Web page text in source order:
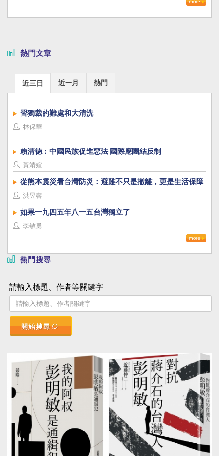
熱門文章
近三日 近一月 熱門
習獨裁的難處和大清洗
林保華
賴清德：中國民族促進惡法 國際應團結反制
黃靖媗
從熊本震災看台灣防災：避難不只是撤離，更是生活保障
洪昱睿
如果一九四五年八一五台灣獨立了
李敏勇
熱門搜尋
請輸入標題、作者等關鍵字
開始搜尋